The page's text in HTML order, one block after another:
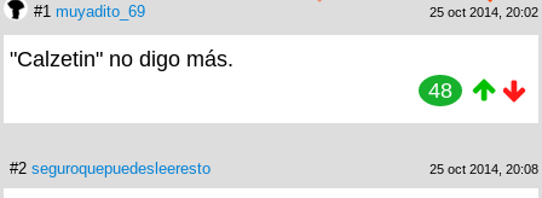
#1 muyadito_69 25 oct 2014, 20:02
"Calzetin" no digo más.
48
#2 seguroquepuedesleeresto 25 oct 2014, 20:08